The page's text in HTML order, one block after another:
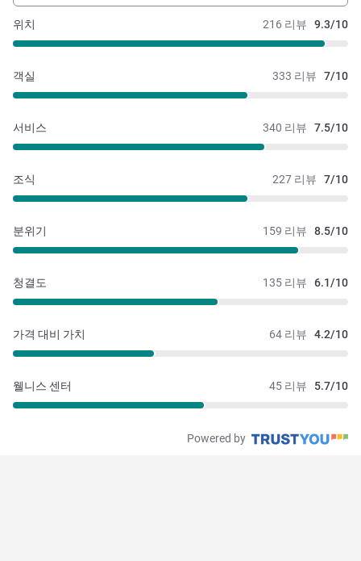
216 리뷰 9.3/10
위치
333 리뷰 7/10
객실
340 리뷰 7.5/10
서비스
227 리뷰 7/10
조식
159 리뷰 8.5/10
분위기
135 리뷰 6.1/10
청결도
64 리뷰 4.2/10
가격 대비 가치
45 리뷰 5.7/10
웰니스 센터
Powered by